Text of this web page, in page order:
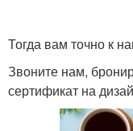
Тогда вам точно к
Звоните нам,
сертификат на